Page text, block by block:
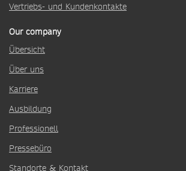
Vertriebs- und Kundenkontakte
Our company
Übersicht
Über uns
Karriere
Ausbildung
Professionell
Pressebüro
Standorte & Kontakt